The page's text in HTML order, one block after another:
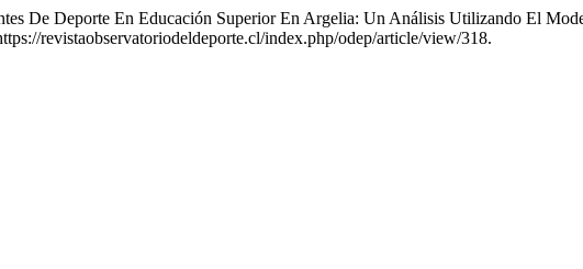
De Deporte En Educación Superior En Argelia: Un Análisis Utilizando El
revistaobservatoriodeldeporte.cl/index.php/odep/article/view/318.